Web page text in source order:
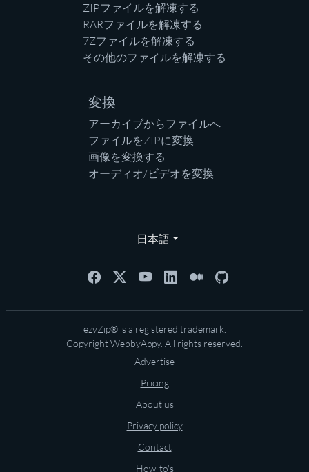
ZIPファイルを解凍する
RARファイルを解凍する
7Zファイルを解凍する
その他のファイルを解凍する
変換
アーカイブからファイルへ
ファイルをZIPに変換
画像を変換する
オーディオ/ビデオを変換
日本語
ezyZip® is a registered trademark.
CopyrightWebbyAppy. All rights reserved.
Advertise
Pricing
About us
Privacy policy
Contact
How-to's